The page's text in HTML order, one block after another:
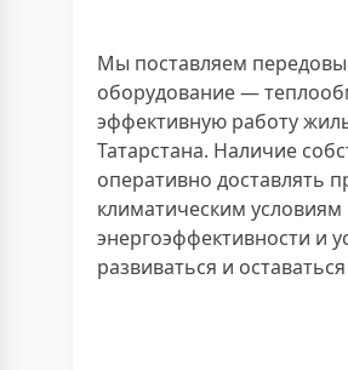
Мы поставляем
оборудование —
эффективную работу
Татарстана. Наличие
оперативно доставлять
климатическим
энергоэффективности и
развиваться и